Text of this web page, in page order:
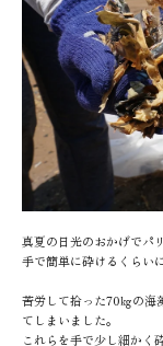
真夏の日光のおかげでパ
手で簡単に砕けるくらい
苦労して拾った70㎏の海
てしまいました。
これらを手で少し細かく